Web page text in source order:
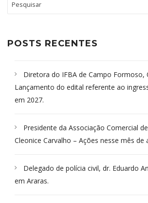
POSTS RECENTES
Diretora do IFBA de Campo Formoso,
Lançamento do edital referente ao
em 2027.
Presidente da Associação Comercial
Cleonice Carvalho – Ações nesse mês de
Delegado de polícia civil, dr. Eduardo
em Araras.